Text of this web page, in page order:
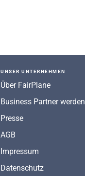
UNSER UNTERNEHMEN
Über FairPlane
Business Partner werden
Presse
AGB
Impressum
Datenschutz